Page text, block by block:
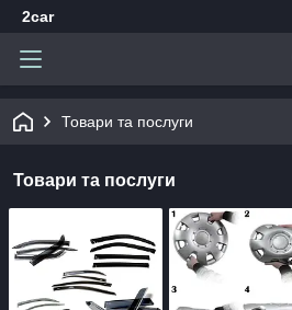
2car
Товари та послуги
Товари та послуги